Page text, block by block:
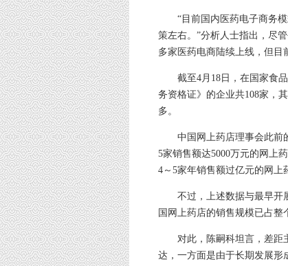
“目前国内医药电子商务模
策左右。”分析人士指出，尽
多家医药电商陆续上线，但目
截至4月18日，在国家食品
务资格证》的企业共108家，
多。
中国网上药店理事会此前的
5家销售额达5000万元的网上
4～5家年销售额过亿元的网上
不过，上述数据与最早开展
国网上药店的销售规模已占整
对此，陈嗣科坦言，差距主
达，一方面是由于长期发展形